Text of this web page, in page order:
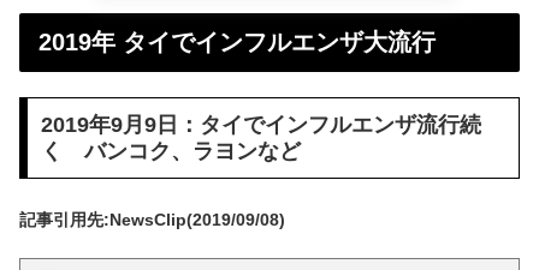
2019年 タイでインフルエンザ大流行
2019年9月9日：タイでインフルエンザ流行続
く バンコク、ラヨンなど
記事引用先:NewsClip(2019/09/08)